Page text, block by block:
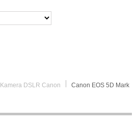
Kamera DSLR Canon
Canon EOS 5D Mark